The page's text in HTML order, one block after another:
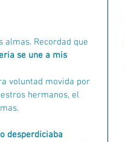
almas. Recordad que
se une a mis
voluntad movida por
hermanos, el
desperdiciaba